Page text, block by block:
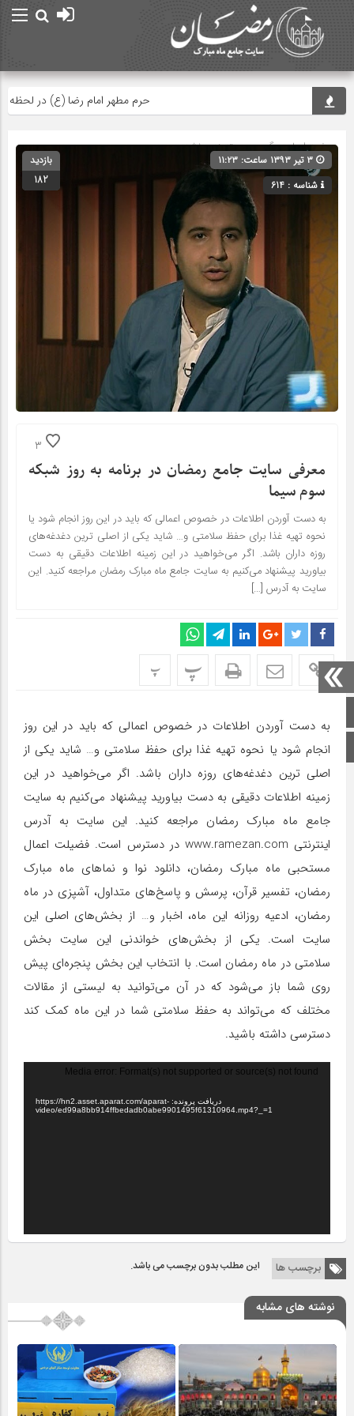
اینستاگرام
حرم مطهر امام رضا (ع) در لحظه
صفحه اصلی» گروه » دسته‌بندی نشده
شناسه : 614
بازدید
182
3
معرفی سایت جامع رمضان در برنامه به روز شبکه
سوم سیما
به دست آوردن اطلاعات در خصوص اعمالی که باید در این روز انجام شود یا
نحوه تهیه غذا برای حفظ سلامتی و… شاید یکی از اصلی ترین دغدغه‌های
روزه داران باشد. اگر می‌خواهید در این زمینه اطلاعات دقیقی به دست
بیاورید پیشنهاد می‌کنیم به سایت جامع ماه مبارک رمضان مراجعه کنید. این
سایت به آدرس […]
پ پ
به دست آوردن اطلاعات در خصوص اعمالی که باید در این روز
انجام شود یا نحوه تهیه غذا برای حفظ سلامتی و… شاید یکی از
اصلی ترین دغدغه‌های روزه داران باشد. اگر می‌خواهید در این
زمینه اطلاعات دقیقی به دست بیاورید پیشنهاد می‌کنیم به سایت
جامع ماه مبارک رمضان مراجعه کنید. این سایت به آدرس
اینترنتی www.ramezan.com در دسترس است. فضیلت اعمال
مستحبى ماه مبارک رمضان، دانلود نوا و نماهای ماه مبارک
رمضان، تفسیر قرآن، پرسش و پاسخ‌های متداول، آشپزی در ماه
رمضان، ادعیه روزانه این ماه، اخبار و… از بخش‌های اصلی این
سایت است. یکی از بخش‌های خواندنی این سایت بخش
سلامتی در ماه رمضان است. با انتخاب این بخش پنجره‌ای پیش
روی شما باز می‌شود که در آن می‌توانید به لیستی از مقالات
مختلف که می‌تواند به حفظ سلامتی شما در این ماه کمک کند
دسترسی داشته باشید.
نمایشگر
Media error: Format(s) not supported or source(s) not found
دریافت پرونده: https://hn2.asset.aparat.com/aparat-
video/ed99a8bb914ffbedadb0abe9901495f61310964.mp4?_=1
برچسب ها این مطلب بدون برچسب می باشد.
نوشته های مشابه